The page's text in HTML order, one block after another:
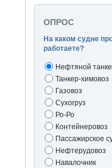
ОПРОС
На каком судне
работаете?
Нефтяной
Танкер-химовоз
Газовоз
Сухогруз
Ро-Ро
Контейнеровоз
Пассажирское
Нефтерудовоз
Навалочник